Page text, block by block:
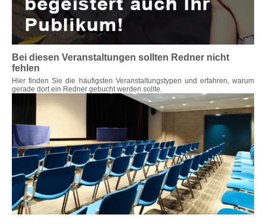
Bei diesen Veranstaltungen sollten Redner nicht
fehlen
Hier finden Sie die häufigsten Veranstaltungstypen und erfahren, warum
gerade dort ein Redner gebucht werden sollte.